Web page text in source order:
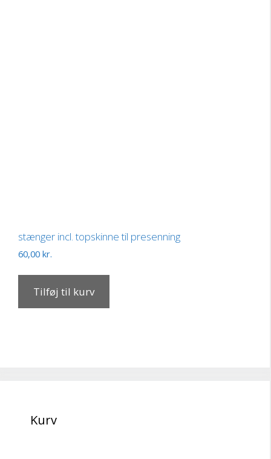
stænger incl. topskinne til presenning
60,00 kr.
Tilføj til kurv
Kurv